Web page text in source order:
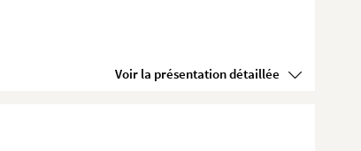
Voir la présentation détaillée